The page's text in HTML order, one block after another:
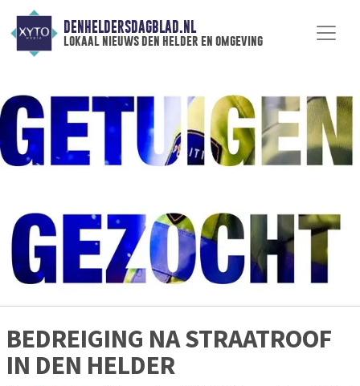
DENHELDERSDAGBLAD.NL
lokaal nieuws den helder en omgeving
BEDREIGING NA STRAATROOF
IN DEN HELDER